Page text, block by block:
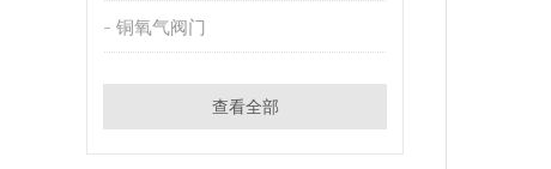
铜氧气阀门
查看全部